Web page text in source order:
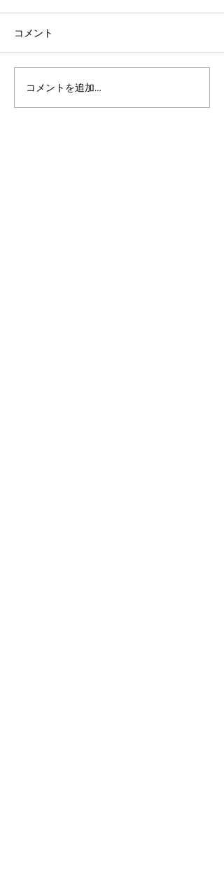
スーパーボウルとAlpha
Arcade：急成長する予測
コメント
コメントを追加…